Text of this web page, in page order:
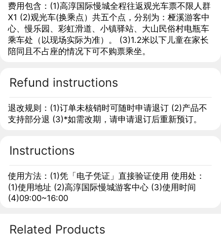
费用包含：(1)高淳国际慢城全程往返观光车票不限人群
X1 (2)观光车(换乘点）共五个点，分别为：桠溪游客中
心、慢乐园、彩虹滑道、小镇驿站、大山民俗村电瓶车
乘车处（以现场实际为准）。 (3)1.2米以下儿童在家长
陪同且不占座的情况下可不购票乘坐。
Refund instructions
退改规则：(1)订单未核销时可随时申请退订 (2)产品不
支持部分退 (3)*如需改期，请申请退订后重新预订。
Instructions
使用方法：(1)凭「电子凭证」直接验证使用 使用处：
(1)使用地址 (2)高淳国际慢城游客中心 (3)使用时间
(4)09:00~16:00
Related Products